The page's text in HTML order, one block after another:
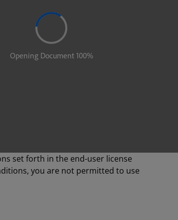
set forth in the end-user license
you are not permitted to use